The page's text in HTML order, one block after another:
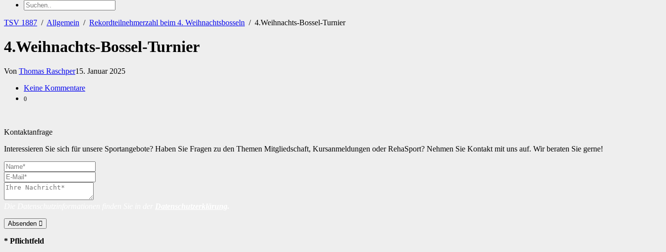
TSV 1887 / Allgemein / Rekordteilnehmerzahl beim 4. Weihnachtsbosseln / 4.Weihnachts-Bossel-Turnier
4.Weihnachts-Bossel-Turnier
Von Thomas Raschper15. Januar 2025
Keine Kommentare
0
Kontaktanfrage
Interessieren Sie sich für unsere Sportangebote? Haben Sie Fragen zu den Themen Mitgliedschaft, Kursanmeldungen oder RehaSport? Nehmen Sie Kontakt mit uns auf. Wir beraten Sie gerne!
Absenden
* Pflichtfeld